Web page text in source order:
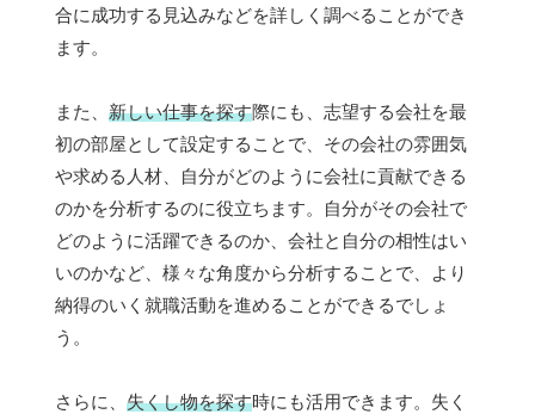
合に成功する見込みなどを詳しく調べることができ
ます。
また、 新しい仕事を探す際にも、志望する会社を最
初の部屋として設定することで、その会社の雰囲気
や求める人材、自分がどのように会社に貢献できる
のかを分析するのに役立ちます。自分がその会社で
どのように活躍できるのか、会社と自分の相性はい
いのかなど、様々な角度から分析することで、より
納得のいく就職活動を進めることができるでしょ
う。
さらに、 失くし物を探す時にも活用できます。失く